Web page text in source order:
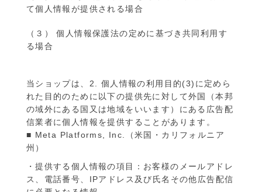
て個人情報が提供される場合
（３） 個人情報保護法の定めに基づき共同利用す
る場合
当ショップは、2. 個人情報の利用目的(3)に定めら
れた目的のために以下の提供先に対して外国（本邦
の域外にある国又は地域をいいます）にある広告配
信業者に個人情報を提供することがあります。
■ Meta Platforms, Inc.（米国・カリフォルニア
州）
・提供する個人情報の項目：お客様のメールアドレ
ス、電話番号、IPアドレス及び氏名その他広告配信